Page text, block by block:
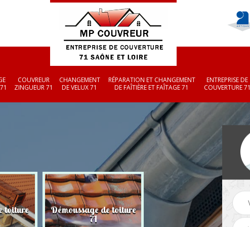
COUVREUR
ZINGUEUR 71
CHANGEMENT
DE VELUX 71
RÉPARATION ET CHANGEMENT
DE FAÎTIÈRE ET FAÎTAGE 71
ENTREPRISE DE
COUVERTURE 71
toiture Démoussage de toiture
71 Couvreur zingueur 71